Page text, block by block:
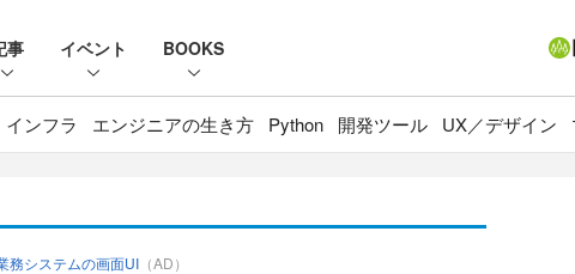
事 イベント BOOKS
インフラ エンジニアの生き方 Python 開発ツール UX／デザイン
務システムの画面UI （AD）